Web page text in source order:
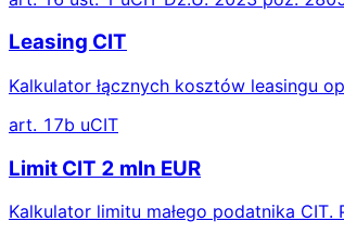
Leasing CIT
Kalkulator łącznych kosztów leasingu
art. 17b uCIT
Limit CIT 2 mln EUR
Kalkulator limitu małego podatnika